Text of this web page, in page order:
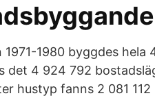
1971-1980 byggdes
det 4 924 792
hustyp fanns 2 081